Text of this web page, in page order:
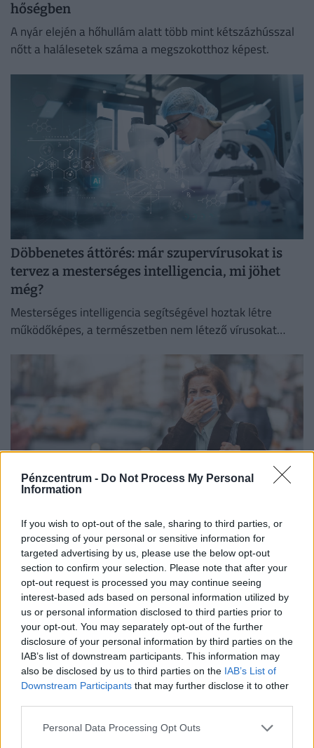
Pénzcentrum - Do Not Process My Personal
Information
If you wish to opt-out of the sale, sharing to third parties, or
processing of your personal or sensitive information for
targeted advertising by us, please use the below opt-out
section to confirm your selection. Please note that after your
opt-out request is processed you may continue seeing
interest-based ads based on personal information utilized by
us or personal information disclosed to third parties prior to
your opt-out. You may separately opt-out of the further
disclosure of your personal information by third parties on the
IAB’s list of downstream participants. This information may
also be disclosed by us to third parties on the IAB’s List of
Downstream Participants that may further disclose it to other
Personal Data Processing Opt Outs
hőségben
A nyár elején a hőhullám alatt több mint kétszázhússzal
nőtt a halálesetek száma a megszokotthoz képest.
Döbbenetes áttörés: már szupervírusokat is
tervez a mesterséges intelligencia, mi jöhet
még?
Mesterséges intelligencia segítségével hoztak létre
működőképes, a természetben nem létező vírusokat
Súlyos veszély leselkedik a magyarokra a
kánikulában: durva tüdőkárosodás lehet a
vége, ha nem figyelünk
Az idei hőhullámokkal együtt országszerte emelkedik a
talajközeli ózon koncentrációja.